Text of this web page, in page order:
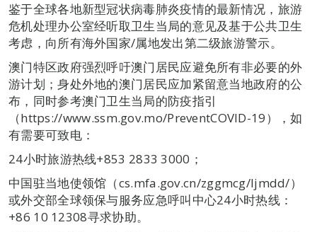
鉴于全球各地新型冠状病毒肺炎疫情的最新情况，旅游
危机处理办公室经听取卫生当局的意见及基于公共卫生
考虑，向所有海外国家/属地发出第二级旅游警示。
澳门特区政府强烈呼吁澳门居民应避免所有非必要的外
游计划；身处外地的澳门居民应加紧留意当地政府的公
布，同时参考澳门卫生当局的防疫指引
（https://www.ssm.gov.mo/PreventCOVID-19），如
有需要可致电：
24小时旅游热线+853 2833 3000；
中国驻当地使领馆（cs.mfa.gov.cn/zggmcg/ljmdd/）
或外交部全球领保与服务应急呼叫中心24小时热线：
+86 10 12308寻求协助。